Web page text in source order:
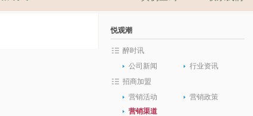
悦观潮
醉时讯
公司新闻
行业资讯
招商加盟
营销活动
营销政策
营销渠道